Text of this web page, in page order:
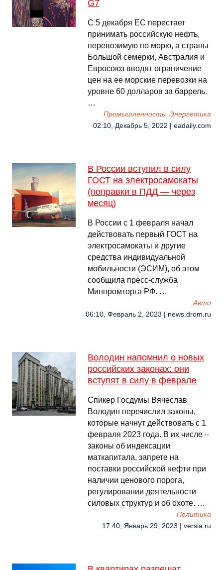
G7
С 5 декабря ЕС перестает
принимать российскую нефть,
перевозимую по морю, а страны
Большой семерки, Австралия и
Евросоюз вводят ограничение
цен на ее морские перевозки на
уровне 60 долларов за баррель.
…
Промышленность, Энергетика
02:10, Декабрь 5, 2022 | eadaily.com
В России вступил в силу
ГОСТ на электросамокаты
(поправки в ПДД — через
месяц)
В России с 1 февраля начал
действовать первый ГОСТ на
электросамокаты и другие
средства индивидуальной
мобильности (ЭСИМ), об этом
сообщила пресс-служба
Минпромторга РФ. …
Авто
06:10, Февраль 2, 2023 | news.drom.ru
Володин напомнил о новых
российских законах: они
вступят в силу в феврале
Спикер Госдумы Вячеслав
Володин перечислил законы,
которые начнут действовать с 1
февраля 2023 года. В их числе –
законы об индексации
маткапитала, запрете на
поставки российской нефти при
наличии ценового порога,
регулировании деятельности
силовых структур и об охоте. …
Политика
17:40, Январь 29, 2023 | versia.ru